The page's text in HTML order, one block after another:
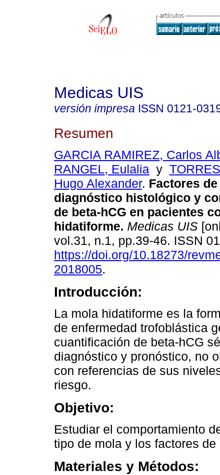
Medicas UIS
versión impresa ISSN 0121-
Resumen
GARCIA RAMIREZ, Carlos
RANGEL, Eulalia y
Hugo Alexander. Factores
diagnóstico histológico y
de beta-hCG en pacientes
hidatiforme. Medicas UIS
vol.31, n.1, pp.39-46. ISSN
https://doi.org/10.18273/
2018005.
Introducción:
La mola hidatiforme es la
de enfermedad trofoblástica
cuantificación de beta-hCG
diagnóstico y pronóstico, no
con referencias de sus
riesgo.
Objetivo:
Estudiar el comportamiento
tipo de mola y los factores de
Materiales y Métodos: